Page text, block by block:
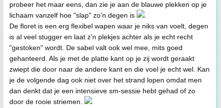
probeer het maar eens, dan zie je aan de blauwe plekken op je
lichaam vanzelf hoe "slap" zo'n degen is
De floret is een erg flexibel wapen waar je niks van voelt, degen
is al veel stugger en laat z'n plekjes achter als je echt recht
"gestoken" wordt. De sabel valt ook wel mee, mits goed
gehanteerd. Als je met de platte kant op je zij wordt geraakt
zwiept die door naar de andere kant en die voel je echt wel. Kan
je de volgende dag ook niet over het strand lopen omdat men
dan denkt dat je een intensieve sm-sessie hebt gehad of zo
door de rooie striemen.